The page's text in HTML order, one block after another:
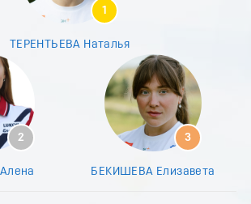
1
ТЕРЕНТЬЕВА Наталья
2 3
БЕКИШЕВА Елизавета